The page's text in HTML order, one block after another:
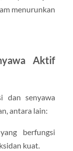
menurunkan
Aktif
dan senyawa
antara lain:
berfungsi
kuat.